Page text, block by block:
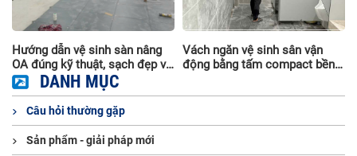
Hướng dẫn vệ sinh sàn nâng
OA đúng kỹ thuật, sạch đẹp và
bền lâu
Vách ngăn vệ sinh sân vận
động bằng tấm compact bền
DANH MỤC
Câu hỏi thường gặp
Sản phẩm - giải pháp mới